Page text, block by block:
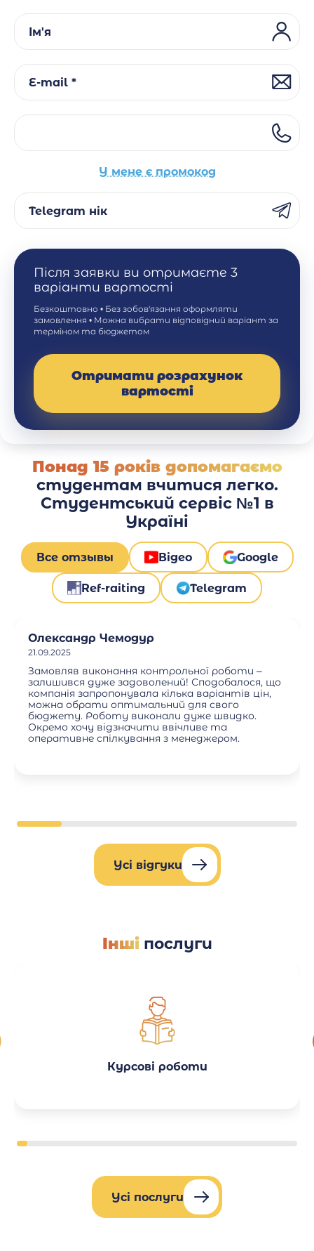
Ім'я
E-mail *
У мене є промокод
Telegram нік
Після заявки ви отримаєте 3
варіанти вартості
Безкоштовно • Без зобов'язання оформляти
замовлення • Можна вибрати відповідний варіант за
терміном та бюджетом
Отримати розрахунок
вартості
Понад 15 років допомагаємо
студентам вчитися легко.
Студентський сервіс №1 в
Україні
Все отзывы Відео Google
Ref-raiting Telegram
Олександр Чемодур
21.09.2025
Замовляв виконання контрольної роботи –
залишився дуже задоволений! Сподобалося, що
компанія запропонувала кілька варіантів цін,
можна обрати оптимальний для свого
бюджету. Роботу виконали дуже швидко.
Окремо хочу відзначити ввічливе та
оперативне спілкування з менеджером.
Усі відгуки
Іншіпослуги
Курсові роботи
Усі послуги